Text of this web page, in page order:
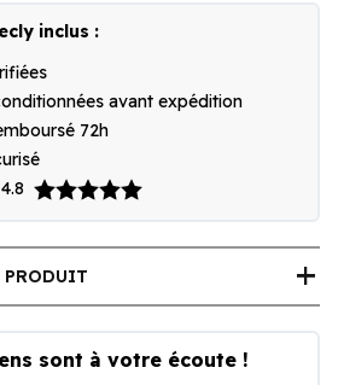
inclus :
avant expédition
72h
4.8
add
sont à votre écoute !